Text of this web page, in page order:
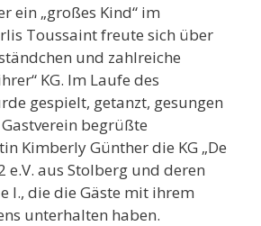
ein „großes Kind“ im
Toussaint freute sich über
und zahlreiche
KG. Im Laufe des
gespielt, getanzt, gesungen
begrüßte
Kimberly Günther die KG „De
e.V. aus Stolberg und deren
I., die die Gäste mit ihrem
unterhalten haben.